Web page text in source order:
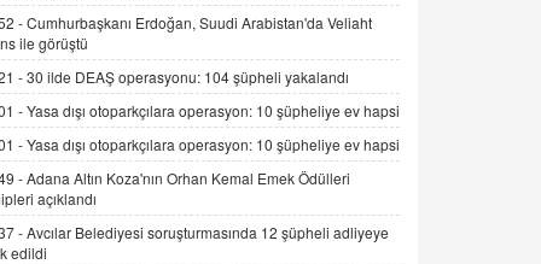
AV. DOĞAN CAN DOĞAN
Kişisel verilerin korunması ve dijital
hukukun gelişimi
15.09.2025 16:17
SEHER EREK
Kış Ayları Geldi, Hangi Önlemler
Alınmalı?
-Cumhurbaşkanı Erdoğan, Suudi Arabistan'da Veliaht
ile görüştü
-30 ilde DEAŞ operasyonu: 104 şüpheli yakalandı
-Yasa dışı otoparkçılara operasyon: 10 şüpheliye ev hapsi
-Yasa dışı otoparkçılara operasyon: 10 şüpheliye ev hapsi
-Adana Altın Koza'nın Orhan Kemal Emek Ödülleri
açıklandı
-Avcılar Belediyesi soruşturmasında 12 şüpheli adliyeye
edildi